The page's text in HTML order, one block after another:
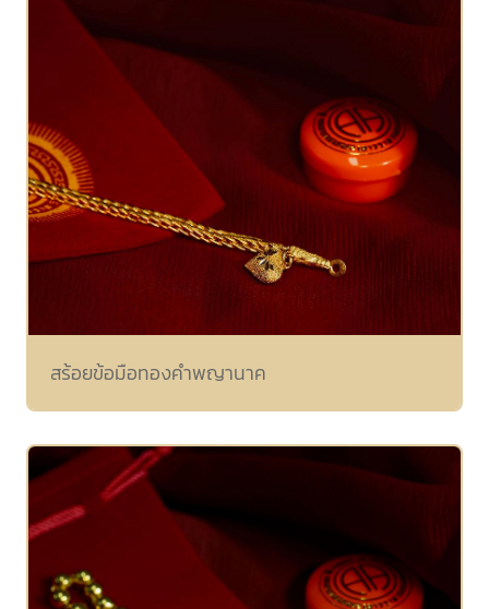
สร้อยข้อมือทองคำพญานาค